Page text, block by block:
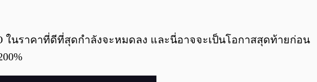
ในราคาที่ดีที่สุดกำลังจะหมดลง และนี่อาจจะเป็นโอกาสสุดท้ายก่อน